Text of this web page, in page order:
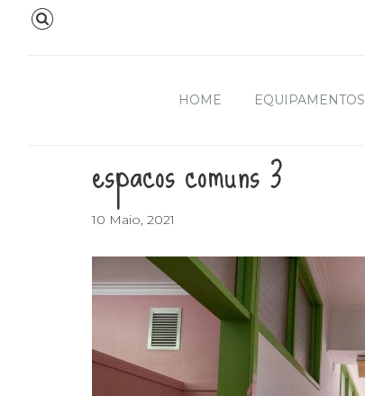
HOME EQUIPAMENTOS
espacos comuns 3
10 Maio, 2021